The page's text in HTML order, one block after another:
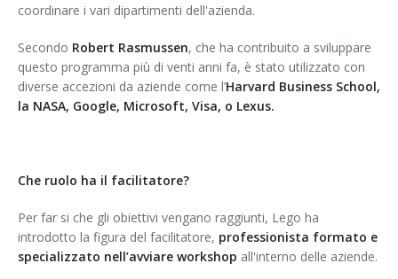
coordinare i vari dipartimenti dell'azienda.
Secondo Robert Rasmussen, che ha contribuito a sviluppare
questo programma più di venti anni fa, è stato utilizzato con
diverse accezioni da aziende come l’Harvard Business School,
la NASA, Google, Microsoft, Visa, o Lexus.
Che ruolo ha il facilitatore?
Per far si che gli obiettivi vengano raggiunti, Lego ha
introdotto la figura del facilitatore, professionista formato e
specializzato nell’avviare workshop all'interno delle aziende.